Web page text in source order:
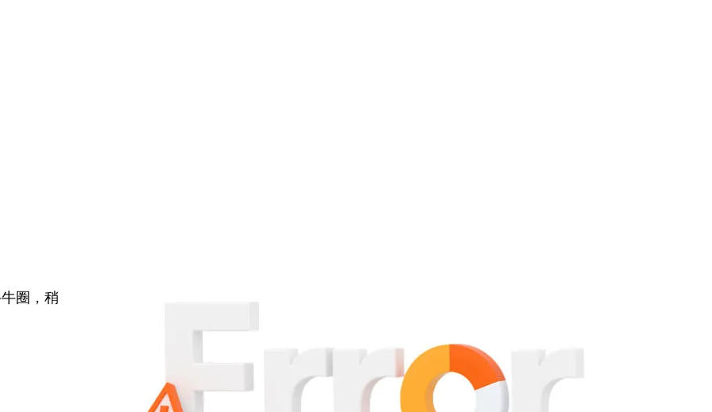
圈，稍